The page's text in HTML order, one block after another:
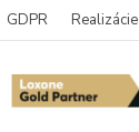
GDPR Realizácie